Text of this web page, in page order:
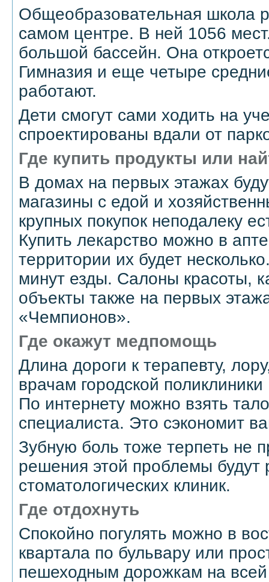
Общеобразовательная школа
самом центре. В ней 1056
большой бассейн. Она
Гимназия и еще четыре
работают.
Дети смогут сами ходить на
спроектированы вдали от
Где купить продукты или
В домах на первых этажах
магазины с едой и
крупных покупок неподалеку
Купить лекарство можно в
территории их будет
минут езды. Салоны красоты,
объекты также на первых
«Чемпионов».
Где окажут медпомощь
Длина дороги к терапевту,
врачам городской
По интернету можно взять
специалиста. Это сэкономит
Зубную боль тоже терпеть не
решения этой проблемы будут
стоматологических клиник.
Где отдохнуть
Спокойно погулять можно в
квартала по бульвару или
пешеходным дорожкам на